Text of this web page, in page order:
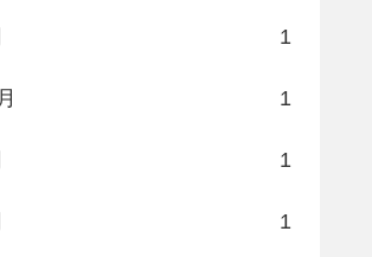
1
1
1
1